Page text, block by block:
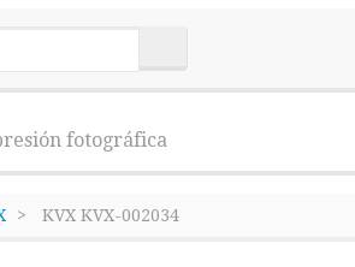
fotográfica
KVX KVX-002034